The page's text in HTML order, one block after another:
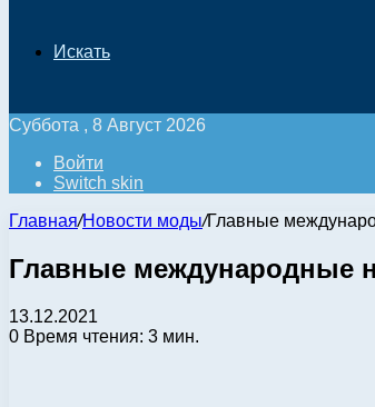
Искать
Суббота , 8 Август 2026
Войти
Switch skin
Главная/Новости моды/Главные
Главные международные
13.12.2021
0 Время чтения: 3 мин.